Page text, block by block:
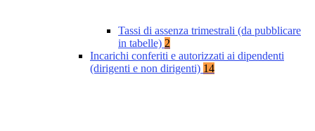
Tassi di assenza trimestrali (da pubblicare
in tabelle) 2
Incarichi conferiti e autorizzati ai dipendenti
(dirigenti e non dirigenti) 14